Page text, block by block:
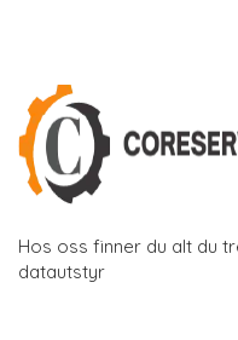
Hos oss finner du alt du
datautstyr